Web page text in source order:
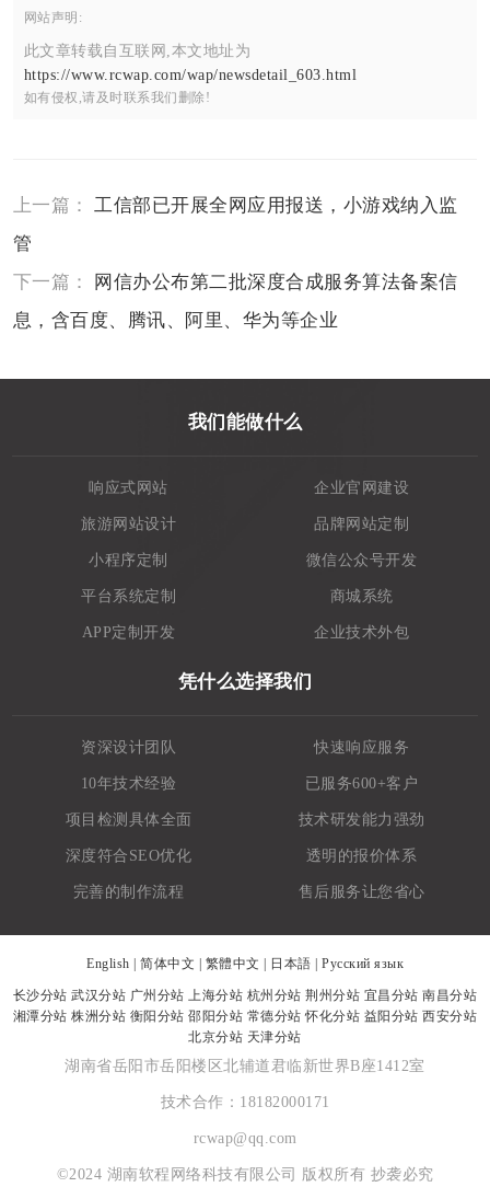
网站声明:
此文章转载自互联网,本文地址为
https://www.rcwap.com/wap/newsdetail_603.html
如有侵权,请及时联系我们删除!
上一篇： 工信部已开展全网应用报送，小游戏纳入监
管
下一篇： 网信办公布第二批深度合成服务算法备案信
息，含百度、腾讯、阿里、华为等企业
我们能做什么
响应式网站 企业官网建设
旅游网站设计 品牌网站定制
小程序定制 微信公众号开发
平台系统定制 商城系统
APP定制开发 企业技术外包
凭什么选择我们
资深设计团队 快速响应服务
10年技术经验 已服务600+客户
项目检测具体全面 技术研发能力强劲
深度符合SEO优化 透明的报价体系
完善的制作流程 售后服务让您省心
English | 简体中文 | 繁體中文 | 日本語 | Русский язык
长沙分站 武汉分站 广州分站 上海分站 杭州分站 荆州分站 宜昌分站 南昌分站
湘潭分站 株洲分站 衡阳分站 邵阳分站 常德分站 怀化分站 益阳分站 西安分站
北京分站 天津分站
湖南省岳阳市岳阳楼区北辅道君临新世界B座1412室
技术合作：18182000171
rcwap@qq.com
©2024 湖南软程网络科技有限公司 版权所有 抄袭必究